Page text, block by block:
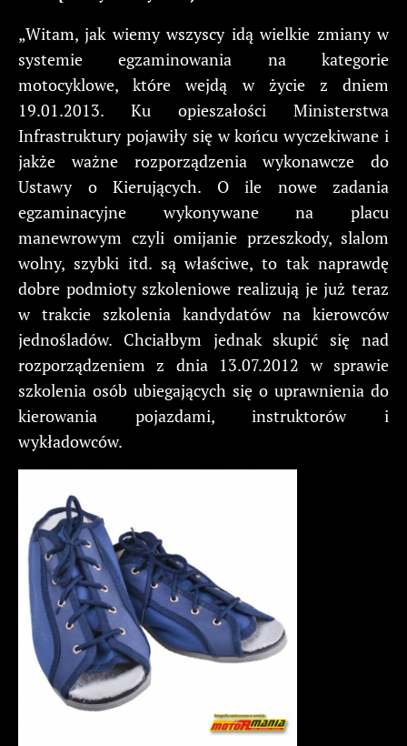
„Witam, jak wiemy wszyscy idą wielkie zmiany w
systemie egzaminowania na kategorie
motocyklowe, które wejdą w życie z dniem
19.01.2013. Ku opieszałości Ministerstwa
Infrastruktury pojawiły się w końcu wyczekiwane i
jakże ważne rozporządzenia wykonawcze do
Ustawy o Kierujących. O ile nowe zadania
egzaminacyjne wykonywane na placu
manewrowym czyli omijanie przeszkody, slalom
wolny, szybki itd. są właściwe, to tak naprawdę
dobre podmioty szkoleniowe realizują je już teraz
w trakcie szkolenia kandydatów na kierowców
jednośladów. Chciałbym jednak skupić się nad
rozporządzeniem z dnia 13.07.2012 w sprawie
szkolenia osób ubiegających się o uprawnienia do
kierowania pojazdami, instruktorów i
wykładowców.